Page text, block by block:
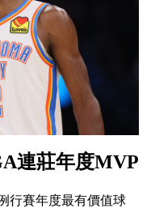
連莊年度MVP
行賽年度最有價值球